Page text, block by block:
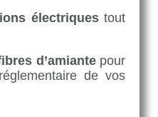
électriquestout
d’amiantepour
de vos